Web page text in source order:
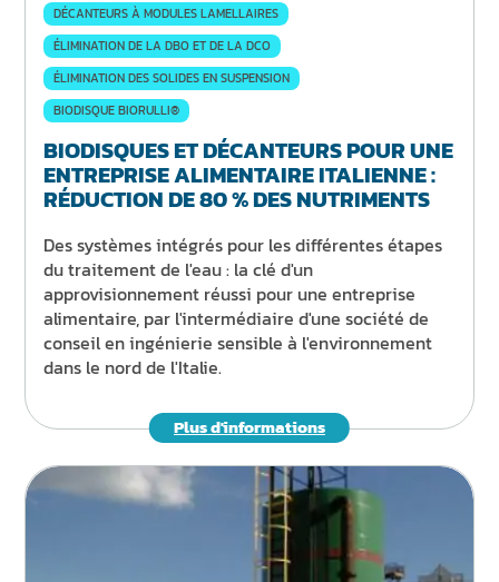
DÉCANTEURS À MODULES LAMELLAIRES
ÉLIMINATION DE LA DBO ET DE LA DCO
ÉLIMINATION DES SOLIDES EN SUSPENSION
BIODISQUE BIORULLI®
BIODISQUES ET DÉCANTEURS POUR UNE
ENTREPRISE ALIMENTAIRE ITALIENNE :
RÉDUCTION DE 80 % DES NUTRIMENTS
Des systèmes intégrés pour les différentes étapes
du traitement de l'eau : la clé d'un
approvisionnement réussi pour une entreprise
alimentaire, par l'intermédiaire d'une société de
conseil en ingénierie sensible à l'environnement
dans le nord de l'Italie.
Plus d'informations